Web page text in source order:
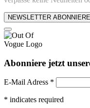
NEWSLETTER
Abonniere jetzt
E-Mail Adress *
* indicates required